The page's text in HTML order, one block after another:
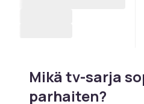
Mikä tv-sarja
parhaiten?